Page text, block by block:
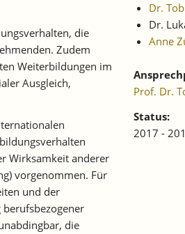
die
Zudem
Weiterbildungen im
Ausgleich,
Wirksamkeit anderer
vorgenommen. Für
und der
die
Dr.
Dr.
Anne
Prof. Dr.
Status:
2017 -